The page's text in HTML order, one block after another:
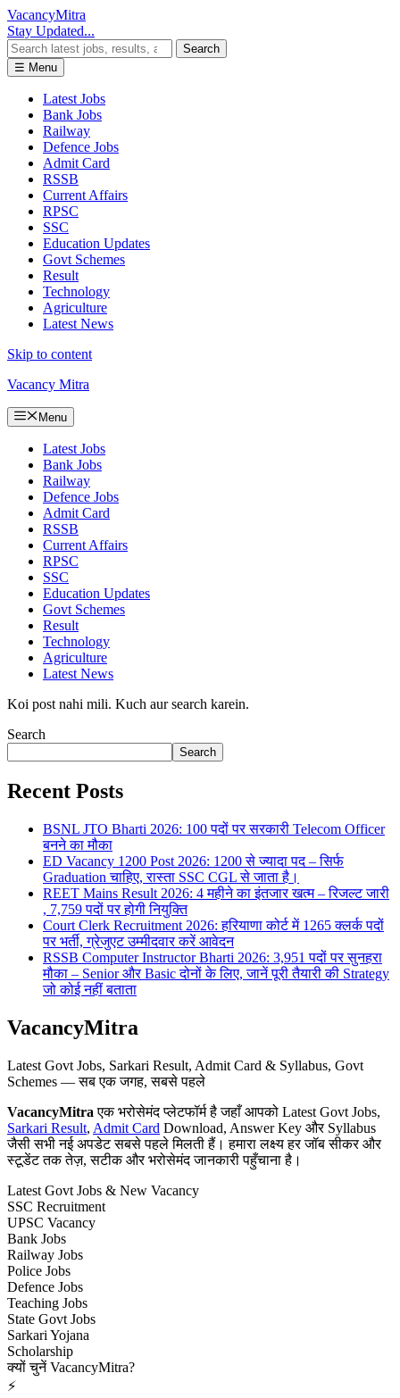
VacancyMitra
Stay Updated...
Search
☰ Menu
Latest Jobs
Bank Jobs
Railway
Defence Jobs
Admit Card
RSSB
Current Affairs
RPSC
SSC
Education Updates
Govt Schemes
Result
Technology
Agriculture
Latest News
Skip to content
Vacancy Mitra
Menu
Latest Jobs
Bank Jobs
Railway
Defence Jobs
Admit Card
RSSB
Current Affairs
RPSC
SSC
Education Updates
Govt Schemes
Result
Technology
Agriculture
Latest News
Koi post nahi mili. Kuch aur search karein.
Search
Search
Recent Posts
BSNL JTO Bharti 2026: 100 पदों पर सरकारी Telecom Officer
बनने का मौका
ED Vacancy 1200 Post 2026: 1200 से ज्यादा पद – सिर्फ
Graduation चाहिए, रास्ता SSC CGL से जाता है।
REET Mains Result 2026: 4 महीने का इंतजार खत्म – रिजल्ट जारी
, 7,759 पदों पर होगी नियुक्ति
Court Clerk Recruitment 2026: हरियाणा कोर्ट में 1265 क्लर्क पदों
पर भर्ती, ग्रेजुएट उम्मीदवार करें आवेदन
RSSB Computer Instructor Bharti 2026: 3,951 पदों पर सुनहरा
मौका – Senior और Basic दोनों के लिए, जानें पूरी तैयारी की Strategy
जो कोई नहीं बताता
VacancyMitra
Latest Govt Jobs, Sarkari Result, Admit Card & Syllabus, Govt
Schemes — सब एक जगह, सबसे पहले
VacancyMitra एक भरोसेमंद प्लेटफॉर्म है जहाँ आपको Latest Govt Jobs,
Sarkari Result, Admit Card Download, Answer Key और Syllabus
जैसी सभी नई अपडेट सबसे पहले मिलती हैं। हमारा लक्ष्य हर जॉब सीकर और
स्टूडेंट तक तेज़, सटीक और भरोसेमंद जानकारी पहुँचाना है।
Latest Govt Jobs & New Vacancy
SSC Recruitment
UPSC Vacancy
Bank Jobs
Railway Jobs
Police Jobs
Defence Jobs
Teaching Jobs
State Govt Jobs
Sarkari Yojana
Scholarship
क्यों चुनें VacancyMitra?
⚡